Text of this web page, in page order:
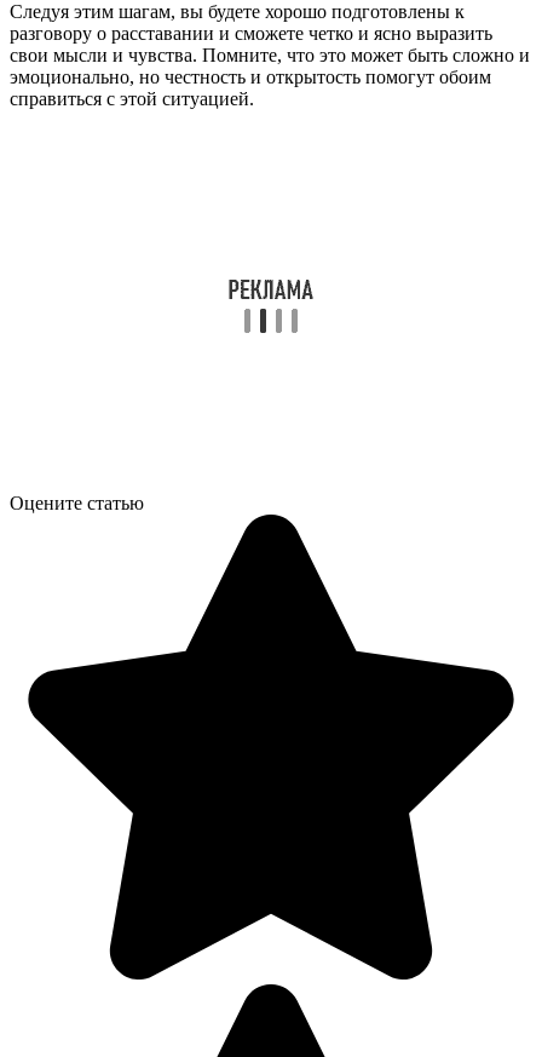
Следуя этим шагам, вы будете хорошо подготовлены к
разговору о расставании и сможете четко и ясно выразить
свои мысли и чувства. Помните, что это может быть сложно и
эмоционально, но честность и открытость помогут обоим
справиться с этой ситуацией.
Оцените статью